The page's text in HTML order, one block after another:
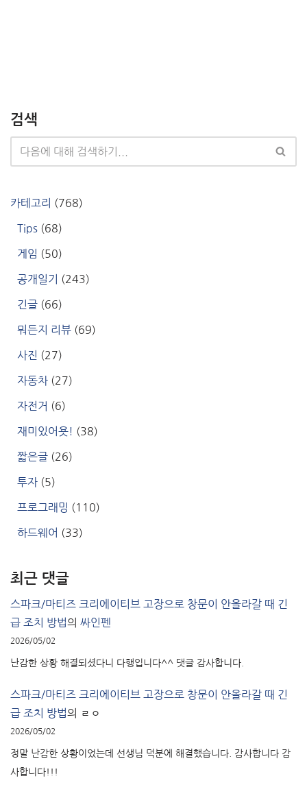
검색
카테고리 (768)
Tips (68)
게임 (50)
공개일기 (243)
긴글 (66)
뭐든지 리뷰 (69)
사진 (27)
자동차 (27)
자전거 (6)
재미있어욧! (38)
짧은글 (26)
투자 (5)
프로그래밍 (110)
하드웨어 (33)
최근 댓글
스파크/마티즈 크리에이티브 고장으로 창문이 안올라갈 때 긴
급 조치 방법의 싸인펜
2026/05/02
난감한 상황 해결되셨다니 다행입니다^^ 댓글 감사합니다.
스파크/마티즈 크리에이티브 고장으로 창문이 안올라갈 때 긴
급 조치 방법의 ㄹㅇ
2026/05/02
정말 난감한 상황이었는데 선생님 덕분에 해결했습니다. 감사합니다 감
사합니다!!!